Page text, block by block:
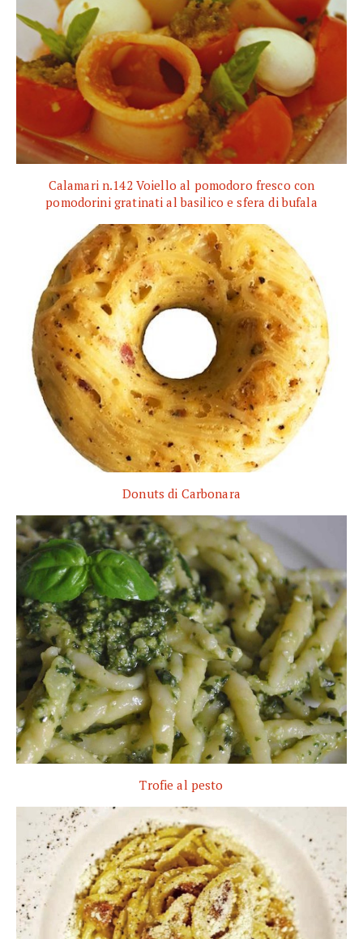
Calamari n.142 Voiello al pomodoro fresco con
pomodorini gratinati al basilico e sfera di bufala
Donuts di Carbonara
Trofie al pesto